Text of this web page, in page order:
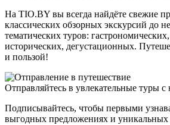
На TIO.BY вы всегда найдёте свежие
классических обзорных экскурсий до
тематических туров:
исторических, дегустационных.
и пользой!
Отправляйтесь в увлекательные туры с
Подписывайтесь, чтобы первыми
выгодных предложениях и уникальных